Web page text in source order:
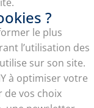
?
le plus
l’utilisation des
sur son site.
à optimiser votre
de vos choix